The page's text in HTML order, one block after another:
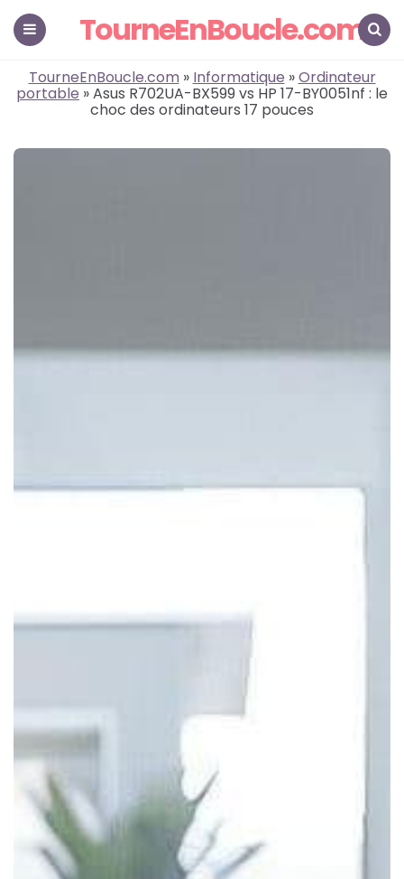
TourneEnBoucle.com
TourneEnBoucle.com » Informatique »Ordinateur
portable » Asus R702UA-BX599 vs HP 17-BY0051nf : le
choc des ordinateurs 17 pouces